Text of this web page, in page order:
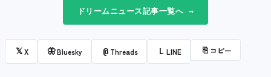
ドリームニュース記事一覧へ →
𝕏X 🦋Bluesky @ Threads L LINE ⎘ コピー